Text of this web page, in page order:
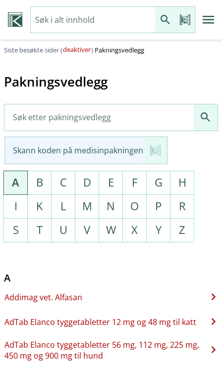
Siste besøkte sider (deaktiver) Pakningsvedlegg
Pakningsvedlegg
Skann koden på medisinpakningen
A B C D E F G
H
I
K L M N O P
R
S
T U V W X Y Z
A
Addimag vet. Alfasan
AdTab Elanco tyggetabletter 12 mg og 48 mg til katt
AdTab Elanco tyggetabletter 56 mg, 112 mg, 225 mg,
450 mg og 900 mg til hund